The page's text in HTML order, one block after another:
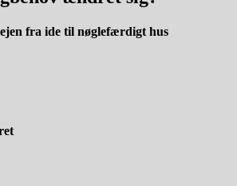
fra ide til nøglefærdigt hus